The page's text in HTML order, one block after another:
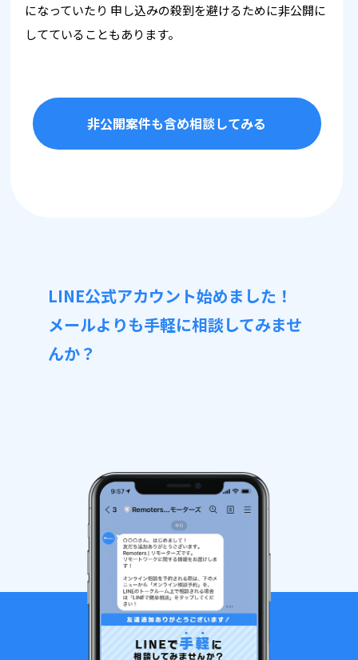
になっていたり 申し込みの殺到を避けるために非公開に
してていることもあります。
非公開案件も含め相談してみる
LINE公式アカウント始めました！
メールよりも手軽に相談してみませ
んか？